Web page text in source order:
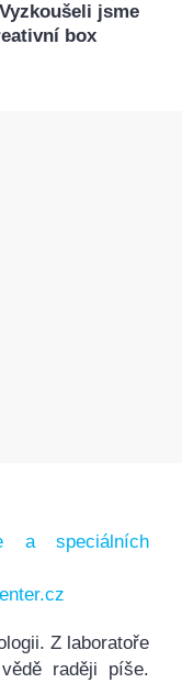
jsme
box
a speciálních
Z laboratoře
raději píše.